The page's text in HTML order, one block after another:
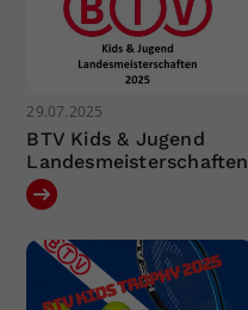
29.07.2025
BTV Kids & Jugend
Landesmeisterschaften